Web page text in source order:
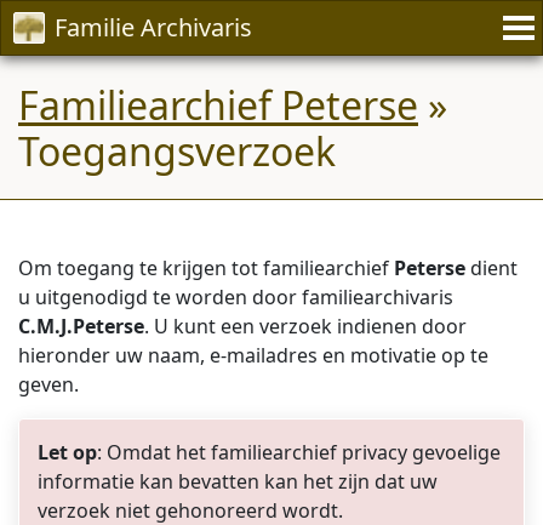
Familie Archivaris
Familiearchief Peterse »
Toegangsverzoek
Om toegang te krijgen tot familiearchief Petersedient
u uitgenodigd te worden door familiearchivaris
C.M.J.Peterse. U kunt een verzoek indienen door
hieronder uw naam, e-mailadres en motivatie op te
geven.
Let op: Omdat het familiearchief privacy gevoelige
informatie kan bevatten kan het zijn dat uw
verzoek niet gehonoreerd wordt.